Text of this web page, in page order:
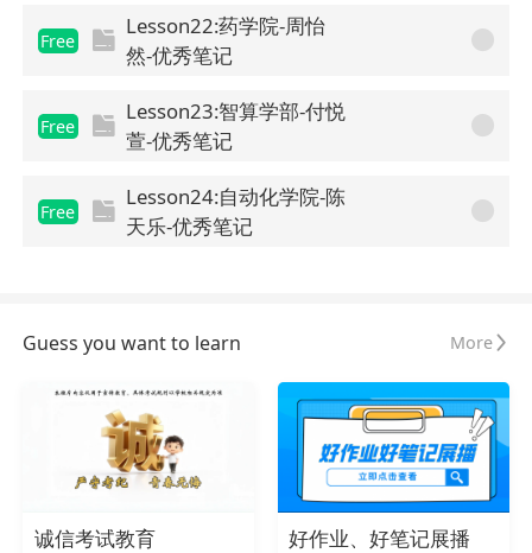
Free
Lesson22:药学院-周怡
然-优秀笔记
Free
Lesson23:智算学部-付悦
萱-优秀笔记
Free
Lesson24:自动化学院-陈
天乐-优秀笔记
Guess you want to learn More
诚信考试教育 好作业、好笔记展播